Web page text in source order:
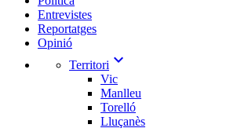
Entrevistes
Reportatges
Opinió
Territori expand_more
Vic
Manlleu
Torelló
Lluçanès